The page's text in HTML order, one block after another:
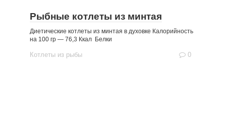
Рыбные котлеты из минтая
Диетические котлеты из минтая в духовке Калорийность
на 100 гр — 76,3 Ккал Белки
Котлеты из рыбы 0